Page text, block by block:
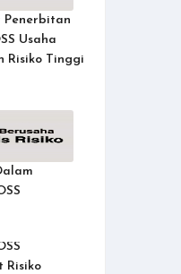
Penerbitan
Usaha
Risiko Tinggi
Risiko